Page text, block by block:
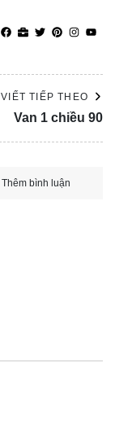
TIẾP THEO
Van 1 chiều 90
Thêm bình luận